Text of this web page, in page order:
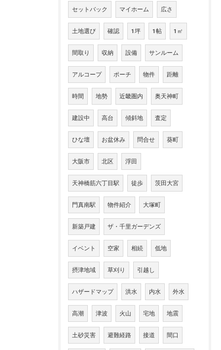
セットバック マイホーム 広さ
土地選び 確認 1坪 1帖 1㎡
間取り 収納 設備 サンルーム
アルコープ ポーチ 物件 距離
時間 地勢 近畿圏内 奥天神町
建設中 高台 傾斜地 査定
ひな壇 お盆休み 問合せ 葵町
大阪市 北区 浮田
天神橋筋六丁目駅 徒歩 茨田大宮
門真南駅 物件紹介 大塚町
新築戸建 ザ・千里ガーデンズ
イベント 空家 相続 低地
摂津地域 草刈り 引越し
ハザードマップ 洪水 内水 外水
高潮 津波 火山 宅地 地震
土砂災害 避難経路 接道 間口